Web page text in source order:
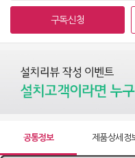
63,900원 [방
원 [방
정수기
구독신청
공통정보 제품상세정